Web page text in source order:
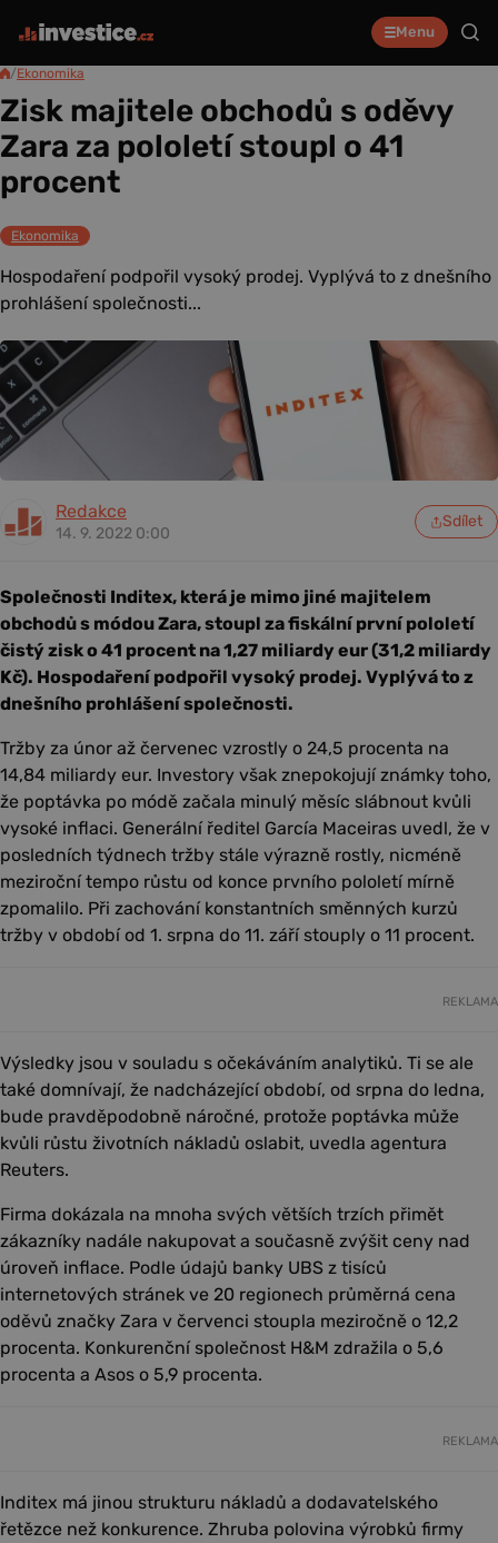
Menu
/Ekonomika
Zisk majitele obchodů s oděvy
Zara za pololetí stoupl o 41
procent
Ekonomika
Hospodaření podpořil vysoký prodej. Vyplývá to z dnešního
prohlášení společnosti...
Redakce
14. 9. 2022 0:00
Sdílet
Společnosti Inditex, která je mimo jiné majitelem
obchodů s módou Zara, stoupl za fiskální první pololetí
čistý zisk o 41 procent na 1,27 miliardy eur (31,2 miliardy
Kč). Hospodaření podpořil vysoký prodej. Vyplývá to z
dnešního prohlášení společnosti.
Tržby za únor až červenec vzrostly o 24,5 procenta na
14,84 miliardy eur. Investory však znepokojují známky toho,
že poptávka po módě začala minulý měsíc slábnout kvůli
vysoké inflaci. Generální ředitel García Maceiras uvedl, že v
posledních týdnech tržby stále výrazně rostly, nicméně
meziroční tempo růstu od konce prvního pololetí mírně
zpomalilo. Při zachování konstantních směnných kurzů
tržby v období od 1. srpna do 11. září stouply o 11 procent.
REKLAMA
Výsledky jsou v souladu s očekáváním analytiků. Ti se ale
také domnívají, že nadcházející období, od srpna do ledna,
bude pravděpodobně náročné, protože poptávka může
kvůli růstu životních nákladů oslabit, uvedla agentura
Reuters.
Firma dokázala na mnoha svých větších trzích přimět
zákazníky nadále nakupovat a současně zvýšit ceny nad
úroveň inflace. Podle údajů banky UBS z tisíců
internetových stránek ve 20 regionech průměrná cena
oděvů značky Zara v červenci stoupla meziročně o 12,2
procenta. Konkurenční společnost H&M zdražila o 5,6
procenta a Asos o 5,9 procenta.
REKLAMA
Inditex má jinou strukturu nákladů a dodavatelského
řetězce než konkurence. Zhruba polovina výrobků firmy